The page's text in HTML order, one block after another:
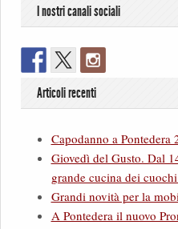
I nostri canali sociali
Articoli recenti
Capodanno a Pontedera
Giovedì del Gusto. Dal
grande cucina dei
Grandi novità per la
A Pontedera il nuovo